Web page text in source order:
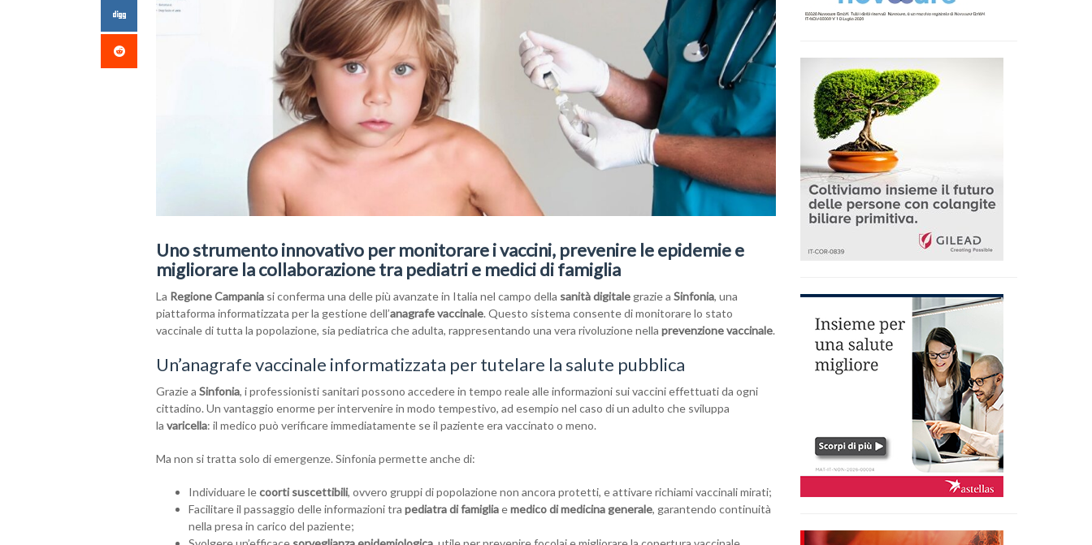
Uno strumento innovativo per monitorare i vaccini, prevenire le epidemie e
migliorare la collaborazione tra pediatri e medici di famiglia
La Regione Campania si conferma una delle più avanzate in Italia nel campo della sanità digitale grazie a Sinfonia, una
piattaforma informatizzata per la gestione dell’anagrafe vaccinale. Questo sistema consente di monitorare lo stato
vaccinale di tutta la popolazione, sia pediatrica che adulta, rappresentando una vera rivoluzione nella prevenzione vaccinale.
Un’anagrafe vaccinale informatizzata per tutelare la salute pubblica
Grazie a Sinfonia, i professionisti sanitari possono accedere in tempo reale alle informazioni sui vaccini effettuati da ogni
cittadino. Un vantaggio enorme per intervenire in modo tempestivo, ad esempio nel caso di un adulto che sviluppa
la varicella: il medico può verificare immediatamente se il paziente era vaccinato o meno.
Ma non si tratta solo di emergenze. Sinfonia permette anche di:
Individuare lecoorti suscettibili, ovvero gruppi di popolazione non ancora protetti, e attivare richiami vaccinali mirati;
Facilitare il passaggio delle informazioni tra pediatra di famigliaemedico di medicina generale, garantendo continuità
nella presa in carico del paziente;